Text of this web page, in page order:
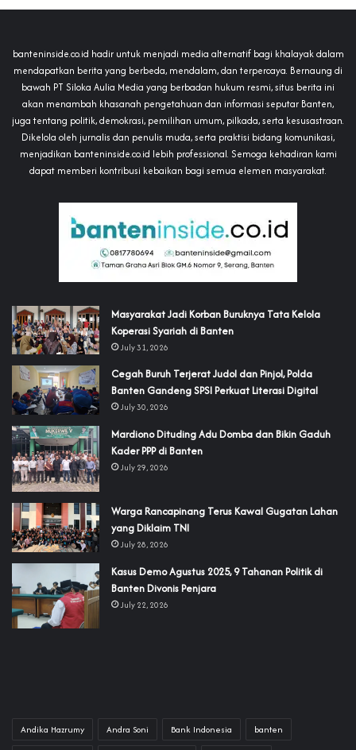
banteninside.co.id hadir untuk menjadi media alternatif bagi khalayak dalam
mendapatkan berita yang berbeda, mendalam, dan terpercaya. Bernaung di
bawah PT Siloka Aulia Media yang berbadan hukum resmi, situs berita ini
akan menambah khasanah pengetahuan dan informasi seputar Banten,
juga tentang politik, demokrasi, pemilihan umum, pilkada, serta kesusastraan.
Dikelola oleh jurnalis dan penulis muda, serta praktisi bidang komunikasi,
menjadikan banteninside.co.id lebih professional. Semoga kehadiran kami
dapat memberi kontribusi kebaikan bagi semua elemen masyarakat.
‎Masyarakat Jadi Korban Buruknya Tata Kelola
Koperasi Syariah di Banten
July 31, 2026
Cegah Buruh Terjerat Judol dan Pinjol, Polda
Banten Gandeng SPSI Perkuat Literasi Digital
July 30, 2026
‎Mardiono Dituding Adu Domba dan Bikin Gaduh
Kader PPP di Banten
July 29, 2026
‎Warga Rancapinang Terus Kawal Gugatan Lahan
yang Diklaim TNI‎‎
July 28, 2026
‎Kasus Demo Agustus 2025, 9 Tahanan Politik di
Banten Divonis Penjara
July 22, 2026
Andika Hazrumy Andra Soni Bank Indonesia banten